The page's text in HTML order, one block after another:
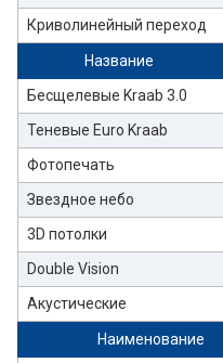
Криволинейный переход
Название
Бесщелевые Kraab 3.0
Теневые Euro Kraab
Фотопечать
Звездное небо
3D потолки
Double Vision
Акустические
Наименование